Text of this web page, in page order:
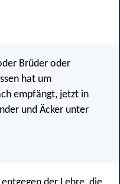
Brüder oder
hat um
empfängt, jetzt in
und Äcker unter